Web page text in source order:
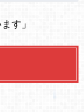
す」